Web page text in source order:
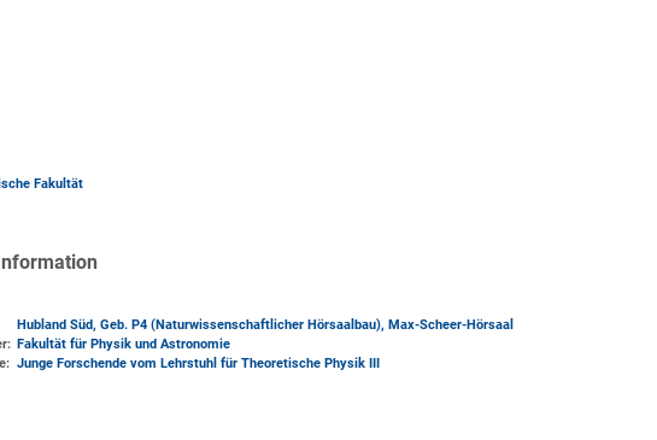
Fakultät
Hubland Süd, Geb. P4 (Naturwissenschaftlicher Hörsaalbau), Max-Scheer-Hörsaal
Fakultät für Physik und Astronomie
Junge Forschende vom Lehrstuhl für Theoretische Physik III